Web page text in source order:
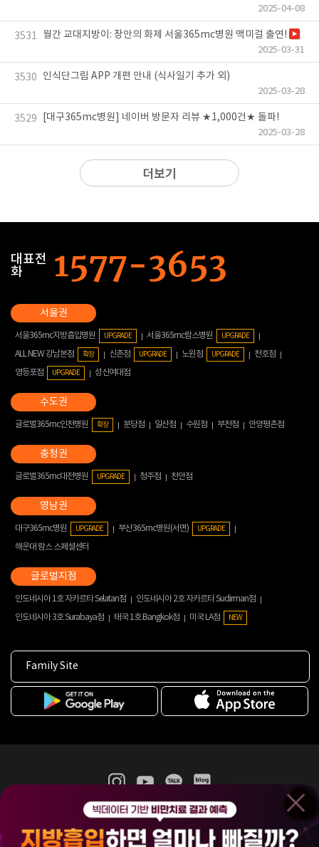
2025-04-08
3531 월간 교대지방이: 장안의 화제 서울365mc병원 맥미걸 출연!
2025-03-31
3530 인식단그림 APP 개편 안내 (식사일기 추가 외)
2025-03-28
3529 [대구365mc병원] 네이버 방문자 리뷰 ★1,000건★ 돌파!
2025-03-28
더보기
대표전
화
서울365mc지방흡입병원 UPGRADE 서울365mc람스병원 UPGRADE
ALL NEW 강남본점 확장 신촌점 UPGRADE 노원점 UPGRADE
천호점
영등포점
UPGRADE 성신여대점
글로벌365mc인천병원 확장 분당점 일산점 수원점 부천점 안양평촌점
글로벌365mc대전병원 UPGRADE 청주점 천안점
대구365mc병원 UPGRADE 부산365mc병원(서면) UPGRADE
해운대 람스 스페셜센터
인도네시아 1호 자카르타 Selatan점
인도네시아 2호 자카르타 Sudirman점
인도네시아 3호 Surabaya점
태국 1호 Bangkok점 미국 LA점 NEW
Family Site
365mc 병·의원 이용약관
홈페이지 이용약관
비급여진료수가